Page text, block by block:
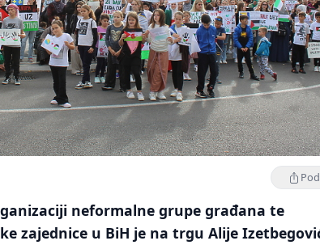
neformalne grupe građana te
zajednice u BiH je na trgu Alije